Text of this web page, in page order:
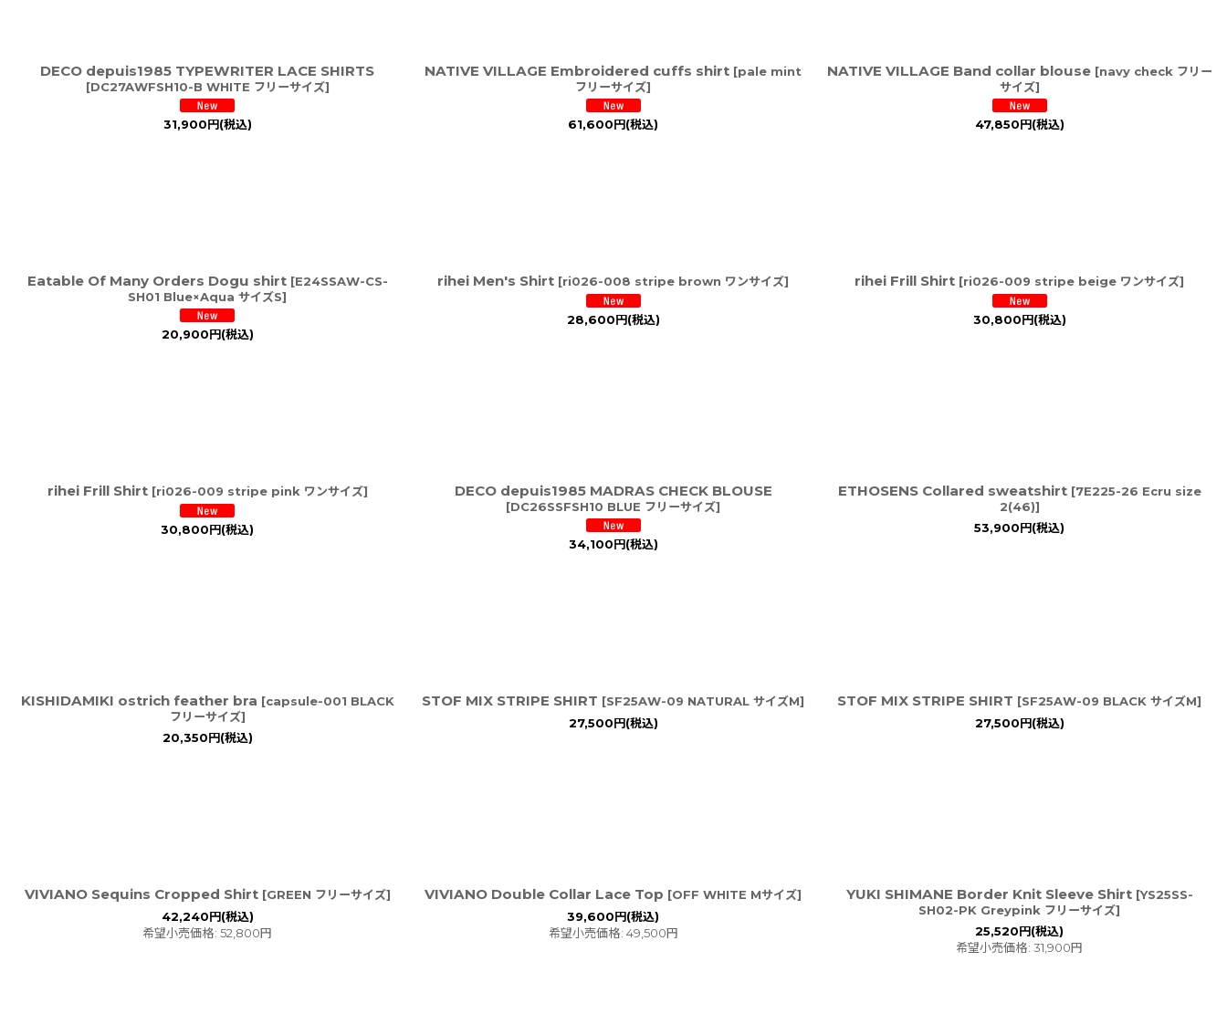
DECO depuis1985 TYPEWRITER LACE SHIRTS
[DC27AWFSH10-B WHITE フリーサイズ]
31,900円(税込)
NATIVE VILLAGE Embroidered cuffs shirt [pale mint
フリーサイズ]
61,600円(税込)
NATIVE VILLAGE Band collar blouse [navy check フリー
サイズ]
47,850円(税込)
Eatable Of Many Orders Dogu shirt [E24SSAW-CS-
SH01 Blue×Aqua サイズS]
20,900円(税込)
rihei Men's Shirt [ri026-008 stripe brown ワンサイズ]
28,600円(税込)
rihei Frill Shirt [ri026-009 stripe beige ワンサイズ]
30,800円(税込)
rihei Frill Shirt [ri026-009 stripe pink ワンサイズ]
30,800円(税込)
DECO depuis1985 MADRAS CHECK BLOUSE
[DC26SSFSH10 BLUE フリーサイズ]
34,100円(税込)
ETHOSENS Collared sweatshirt [7E225-26 Ecru size
2(46)]
53,900円(税込)
KISHIDAMIKI ostrich feather bra [capsule-001 BLACK
フリーサイズ]
20,350円(税込)
STOF MIX STRIPE SHIRT [SF25AW-09 NATURAL サイズM]
27,500円(税込)
STOF MIX STRIPE SHIRT [SF25AW-09 BLACK サイズM]
27,500円(税込)
VIVIANO Sequins Cropped Shirt [GREEN フリーサイズ]
42,240円(税込)
希望小売価格: 52,800円
VIVIANO Double Collar Lace Top [OFF WHITE Mサイズ]
39,600円(税込)
希望小売価格: 49,500円
YUKI SHIMANE Border Knit Sleeve Shirt [YS25SS-
SH02-PK Greypink フリーサイズ]
25,520円(税込)
希望小売価格: 31,900円